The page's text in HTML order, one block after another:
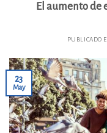
El aumento de
PUBLICADO
23
May